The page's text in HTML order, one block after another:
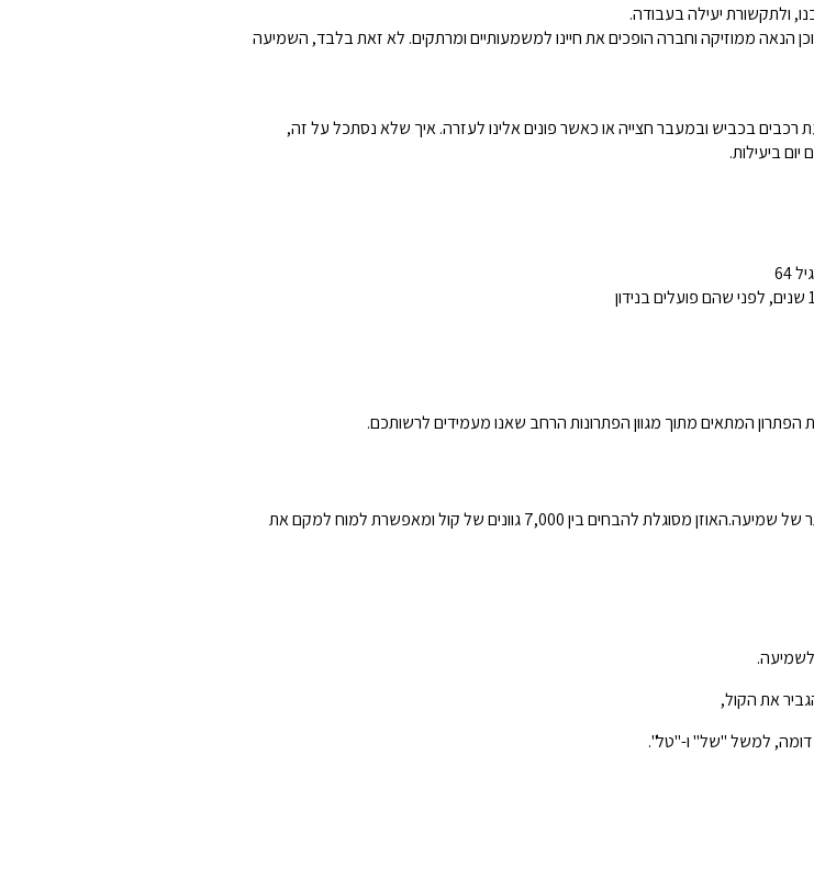
ולתקשורת יעילה בעבודה.
וכן הנאה ממוזיקה וחברה הופכים את חיינו למשמעותיים ומרתקים. לא זאת בלבד, השמיעה
רכבים בכביש ובמעבר חצייה או כאשר פונים אלינו לעזרה. איך שלא נסתכל על זה,
ביעילות.
המתאים מתוך מגוון הפתרונות הרחב שאנו מעמידים לרשותכם.
האוזן היא איבר בעל יכולות מדהימות המבצע משימות מורכבות ביותר של שמיעה.האוזן מסוגלת להבחים בין 7,000 גוונים של קול ומאפשרת למוח למקם את
את הקול,
דומה, למשל "של" ו-"טל".